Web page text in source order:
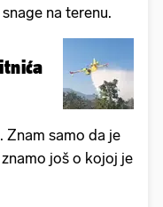
na terenu.
Znam samo da je
još o kojoj je